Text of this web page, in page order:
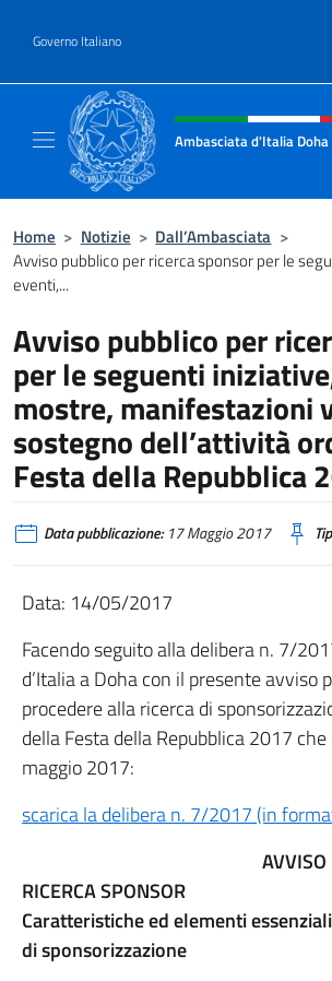
Governo Italiano
Intestazione sito,
Ambasciata d'Italia Doha
Home > Notizie > Dall’Ambasciata >
Avviso pubblico per ricerca sponsor per le
eventi,...
Avviso pubblico per
per le seguenti
mostre, manifestazioni
sostegno dell’attività
Festa della Repubblica
Data pubblicazione:17 Maggio 2017
Data: 14/05/2017
Facendo seguito alla delibera n. 7/
d’Italia a Doha con il presente avviso
procedere alla ricerca di
della Festa della Repubblica 2017
maggio 2017:
scarica la delibera n. 7/2017 (in
RICERCA SPONSOR
Caratteristiche ed elementi
di sponsorizzazione